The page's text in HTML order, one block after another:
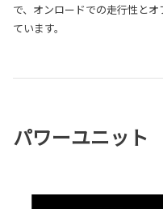
で、オンロードでの走行性と
ています。
パワーユニット